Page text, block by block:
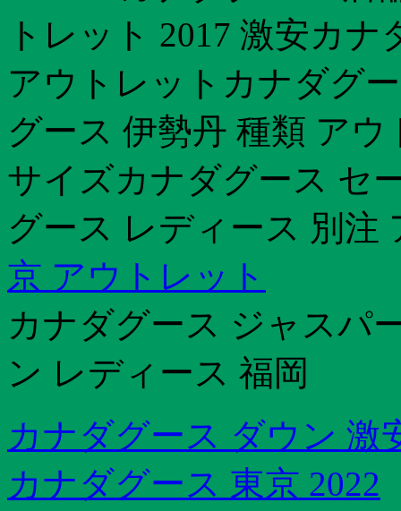
トレット 2017 激安カ
アウトレットカナダグ
グース 伊勢丹 種類 ア
サイズカナダグース セ
グース レディース 別注
京 アウトレット
カナダグース ジャスパ
ン レディース 福岡
カナダグース ダウン 激
カナダグース 東京 2022